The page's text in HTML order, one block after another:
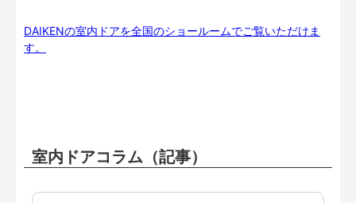
DAIKENの室内ドアを全国のショールームでご覧いただけま
す。
室内ドアコラム（記事）